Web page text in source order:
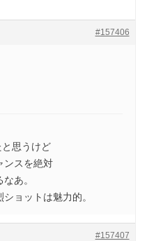
#157406
思うけど
ンスを絶対
あ。
ョットは魅力的。
#157407